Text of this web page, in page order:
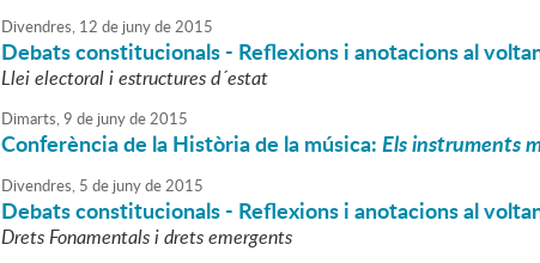
Divendres, 12 de junyde2015
Debats constitucionals - Reflexions i anotacions al
Llei electoral i estructures d´estat
Dimarts,9 de junyde2015
Conferència de la Història de la música:Els instruments
Divendres, 5 de junyde2015
Debats constitucionals - Reflexions i anotacions al
Drets Fonamentals i drets emergents